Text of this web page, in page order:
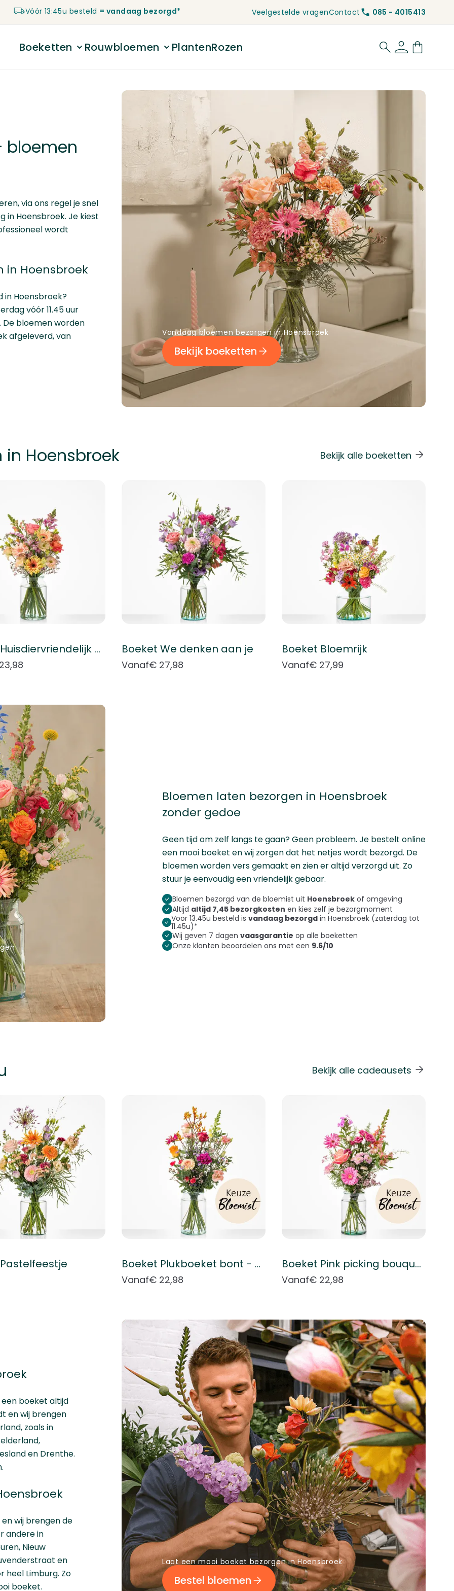
Vóór 13:45u besteld = vandaag bezorgd* Veelgestelde vragenContact
085 - 4015413
Boeketten Toggle submenu for Boeketten
Rouwbloemen Toggle submenu for Rouwbloemen
PlantenRozen
bloemen
via ons regel je snel
in Hoensbroek. Je kiest
wordt
in Hoensbroek
in Hoensbroek?
vóór 11.45 uur
bloemen worden
afgeleverd, van
Vandaag bloemen bezorgen in Hoensbroek
Bekijk boeketten
Hoensbroek Bekijk alle boeketten
Boeket Huisdiervriendelijk boeket Boeket We denken aan je
Vanaf€ 27,98
Boeket Bloemrijk
Vanaf€ 27,99
Bloemen laten bezorgen in Hoensbroek
zonder gedoe
Geen tijd om zelf langs te gaan? Geen probleem. Je bestelt online
een mooi boeket en wij zorgen dat het netjes wordt bezorgd. De
bloemen worden vers gemaakt en zien er altijd verzorgd uit. Zo
stuur je eenvoudig een vriendelijk gebaar.
Bloemen bezorgd van de bloemist uit Hoensbroek of omgeving
Altijd altijd 7,45 bezorgkosten en kies zelf je bezorgmoment
Voor 13.45u besteld isvandaag bezorgd in Hoensbroek (zaterdag tot
11.45u)*
Wij geven 7 dagen vaasgarantie op alle boeketten
Onze klanten beoordelen ons met een 9.6/10
Bekijk alle cadeausets
Boeket Plukboeket bont - Keuze bloemist
Vanaf€ 22,98
Boeket Pink picking bouquet - Florist's choice
Vanaf€ 22,98
een boeket altijd
en wij brengen
zoals in
,
en Drenthe.
wij brengen de
andere in
Nieuw
en
heel Limburg. Zo
boeket.
Laat een mooi boeket bezorgen in Hoensbroek
Bestel bloemen